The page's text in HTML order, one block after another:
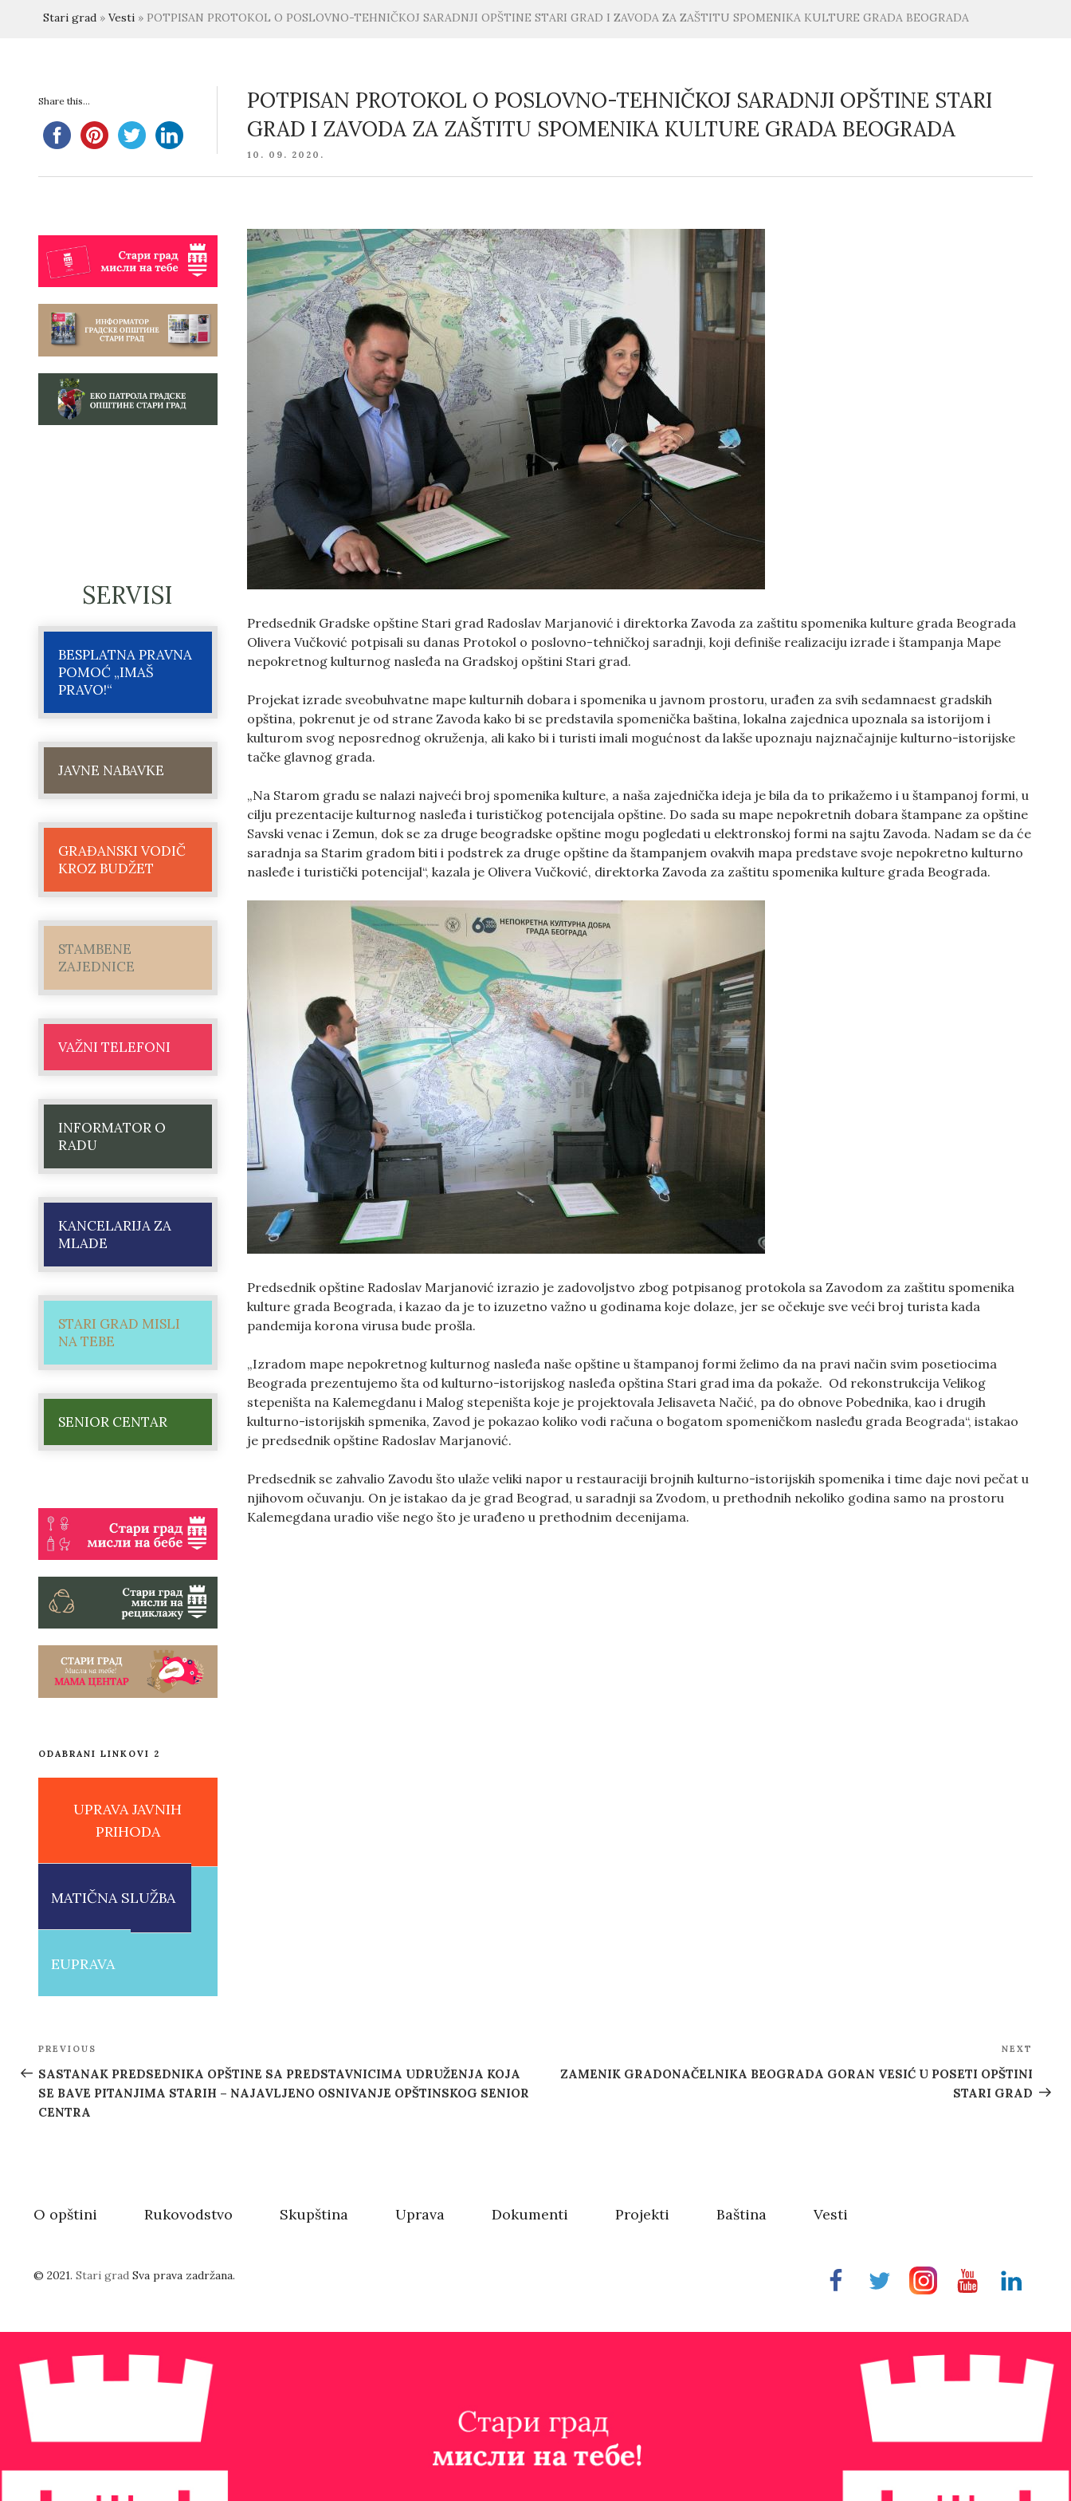
Stari grad » Vesti » POTPISAN PROTOKOL O POSLOVNO-TEHNIČKOJ SARADNJI OPŠTINE STARI GRAD I ZAVODA ZA ZAŠTITU SPOMENIKA KULTURE GRADA BEOGRADA
Share this...
POTPISAN PROTOKOL O POSLOVNO-TEHNIČKOJ SARADNJI OPŠTINE STARI
GRAD I ZAVODA ZA ZAŠTITU SPOMENIKA KULTURE GRADA BEOGRADA
POSTED
10. 09. 2020.
SERVISI
BESPLATNA PRAVNA
POMOĆ „IMAŠ
PRAVO!“
JAVNE NABAVKE
GRAĐANSKI VODIČ
KROZ BUDŽET
STAMBENE
ZAJEDNICE
VAŽNI TELEFONI
INFORMATOR O
RADU
KANCELARIJA ZA
MLADE
STARI GRAD MISLI
NA TEBE
SENIOR CENTAR
ODABRANI LINKOVI 2
UPRAVA JAVNIH
PRIHODA
MATIČNA SLUŽBA
EUPRAVA
Predsednik Gradske opštine Stari grad Radoslav Marjanović i direktorka Zavoda za zaštitu spomenika kulture grada Beograda
Olivera Vučković potpisali su danas Protokol o poslovno-tehničkoj saradnji, koji definiše realizaciju izrade i štampanja Mape
nepokretnog kulturnog nasleđa na Gradskoj opštini Stari grad.
Projekat izrade sveobuhvatne mape kulturnih dobara i spomenika u javnom prostoru, urađen za svih sedamnaest gradskih
opština, pokrenut je od strane Zavoda kako bi se predstavila spomenička baština, lokalna zajednica upoznala sa istorijom i
kulturom svog neposrednog okruženja, ali kako bi i turisti imali mogućnost da lakše upoznaju najznačajnije kulturno-istorijske
tačke glavnog grada.
„Na Starom gradu se nalazi najveći broj spomenika kulture, a naša zajednička ideja je bila da to prikažemo i u štampanoj formi, u
cilju prezentacije kulturnog nasleđa i turističkog potencijala opštine. Do sada su mape nepokretnih dobara štampane za opštine
Savski venac i Zemun, dok se za druge beogradske opštine mogu pogledati u elektronskoj formi na sajtu Zavoda. Nadam se da će
saradnja sa Starim gradom biti i podstrek za druge opštine da štampanjem ovakvih mapa predstave svoje nepokretno kulturno
nasleđe i turistički potencijal“, kazala je Olivera Vučković, direktorka Zavoda za zaštitu spomenika kulture grada Beograda.
Predsednik opštine Radoslav Marjanović izrazio je zadovoljstvo zbog potpisanog protokola sa Zavodom za zaštitu spomenika
kulture grada Beograda, i kazao da je to izuzetno važno u godinama koje dolaze, jer se očekuje sve veći broj turista kada
pandemija korona virusa bude prošla.
„Izradom mape nepokretnog kulturnog nasleđa naše opštine u štampanoj formi želimo da na pravi način svim posetiocima
Beograda prezentujemo šta od kulturno-istorijskog nasleđa opština Stari grad ima da pokaže. Od rekonstrukcija Velikog
stepeništa na Kalemegdanu i Malog stepeništa koje je projektovala Jelisaveta Načić, pa do obnove Pobednika, kao i drugih
kulturno-istorijskih spmenika, Zavod je pokazao koliko vodi računa o bogatom spomeničkom nasleđu grada Beograda“, istakao
je predsednik opštine Radoslav Marjanović.
Predsednik se zahvalio Zavodu što ulaže veliki napor u restauraciji brojnih kulturno-istorijskih spomenika i time daje novi pečat u
njihovom očuvanju. On je istakao da je grad Beograd, u saradnji sa Zvodom, u prethodnih nekoliko godina samo na prostoru
Kalemegdana uradio više nego što je urađeno u prethodnim decenijama.
Post
navigation
Previous
Post
PREVIOUS
SASTANAK PREDSEDNIKA OPŠTINE SA PREDSTAVNICIMA UDRUŽENJA KOJA
SE BAVE PITANJIMA STARIH – NAJAVLJENO OSNIVANJE OPŠTINSKOG SENIOR
CENTRA
NEXT
ZAMENIK GRADONAČELNIKA BEOGRADA GORAN VESIĆ U POSETI OPŠTINI
STARI GRAD
O opštini Rukovodstvo Skupština Uprava Dokumenti Projekti Baština Vesti
FacebookTwitterInstragramYoutubeLinkedin
© 2021. Stari grad Sva prava zadržana.